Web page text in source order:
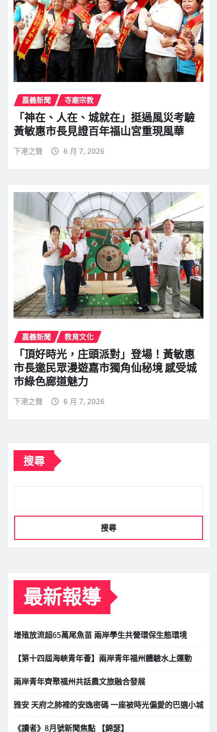
嘉義新聞 寺廟宗教
「神在、人在、城就在」挺過風災考驗
黃敏惠市長見證百年福山宮重現風華
下港之聲 6 月 7, 2026
嘉義新聞 教育文化
「頂好時光，庄頭派對」登場！黃敏惠
市長邀民眾漫遊嘉市獨角仙秘境 感受城
市綠色廊道魅力
下港之聲 6 月 7, 2026
搜尋
搜尋
最新報導
增殖放流超65萬尾魚苗 兩岸學生共營環保生態環境
【第十四屆海峽青年薈】兩岸青年福州體驗水上運動
兩岸青年齊聚福州共話農文旅融合發展
雅安 天府之肺裡的安逸密碼 一座被時光偏愛的巴適小城
《讀者》8月號新聞焦點 【錦瑟】